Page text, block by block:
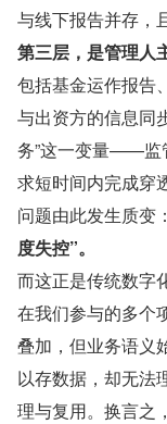
与线下报告并存，
第三层，是管理人
包括基金运作报告
与出资方的信息同
务”这一变量——监
求短时间内完成穿
问题由此发生质变：
度失控”。
而这正是传统数字
在我们参与的多个
叠加，但业务语义
以存数据，却无法
理与复用。换言之